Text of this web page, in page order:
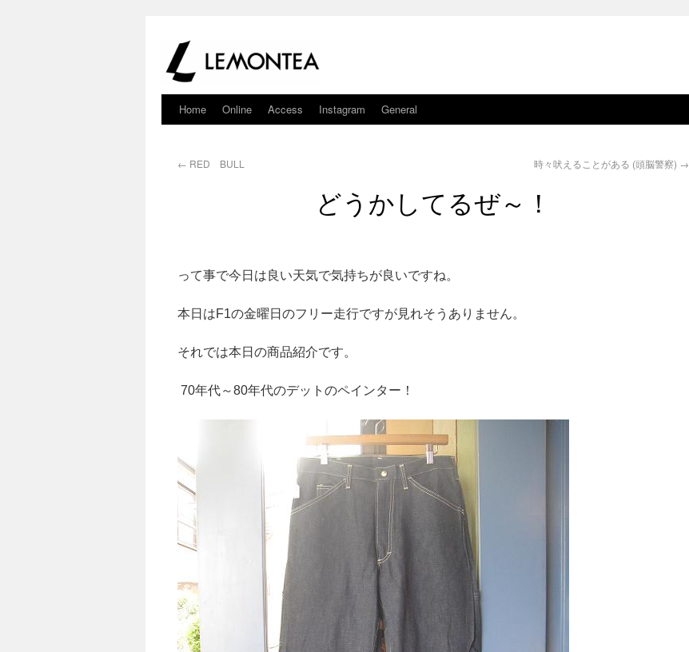
Home Online Access Instagram General
← RED BULL 時々吠えることがある (頭脳警察) →
どうかしてるぜ～！
って事で今日は良い天気で気持ちが良いですね。
本日はF1の金曜日のフリー走行ですが見れそうありません。
それでは本日の商品紹介です。
70年代～80年代のデットのペインター！